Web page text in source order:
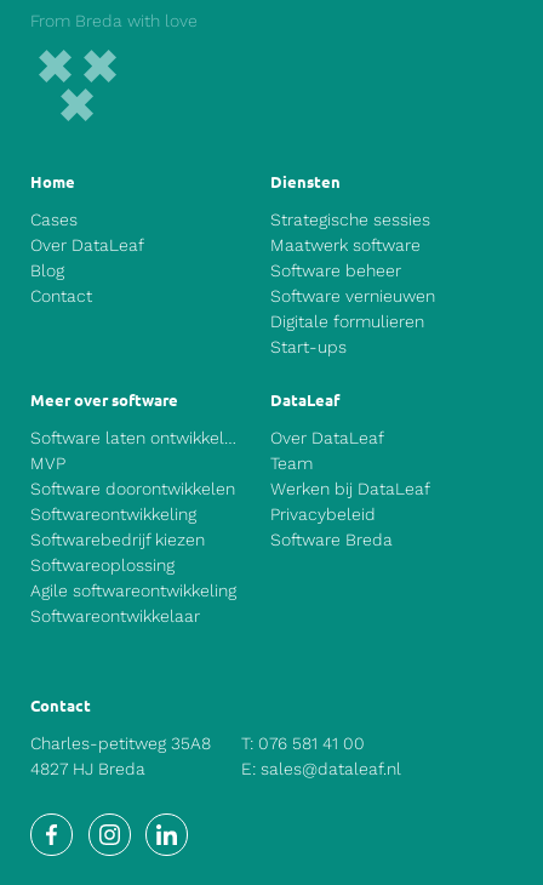
From Breda with love
Home
Cases
Over DataLeaf
Blog
Contact
Diensten
Strategische sessies
Maatwerk software
Software beheer
Software vernieuwen
Digitale formulieren
Start-ups
Meer over software
MVP
Software doorontwikkelen
Softwareontwikkeling
Softwarebedrijf kiezen
Softwareoplossing
Agile softwareontwikkeling
Softwareontwikkelaar
DataLeaf
Over DataLeaf
Team
Werken bij DataLeaf
Privacybeleid
Software Breda
Contact
Charles-petitweg 35A8
4827 HJ Breda
T:076 581 41 00
E:sales@dataleaf.nl
FacebookInstagramLinkedIn